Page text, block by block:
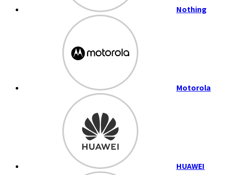
Nothing
Motorola
HUAWEI